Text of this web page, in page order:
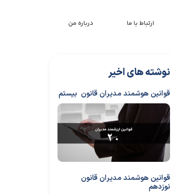
درباره من ارتباط با ما
قوانین هوشمند مدیران قانون بیستم
قوانین هوشمند مدیران قانون
نوزدهم
نوشته های اخیر